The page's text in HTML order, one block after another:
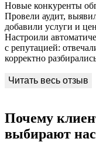
Новые конкуренты
Провели аудит,
добавили услуги и
Настроили
с репутацией:
корректно
Почему
выбирают